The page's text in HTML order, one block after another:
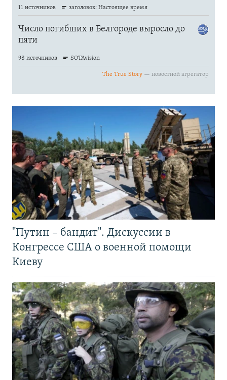
"Путин – бандит". Дискуссии в
Конгрессе США о военной помощи
Киеву